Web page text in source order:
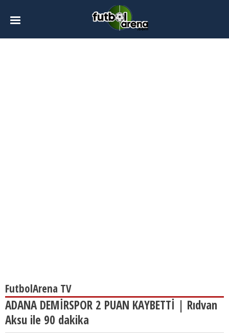
FutbolArena TV
ADANA DEMİRSPOR 2 PUAN KAYBETTİ | Rıdvan
Aksu ile 90 dakika